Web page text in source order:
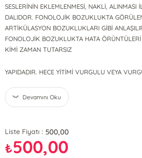
SESLERİNİN EKLEMLENMESİ, NAKLİ, ALINMASI
DALIDOR. FONOLOJİK BOZUKLUKTA
ARTİKÜLASYON BOZUKLUKLARI GİBİ
FONOLOJİK BOZUKLUKTA HATA
KİMİ ZAMAN TUTARSIZ
YAPIDADIR. HECE YİTİMİ VURGULU VEYA
Devamını Oku
Liste Fiyatı : 500,00
₺500,00